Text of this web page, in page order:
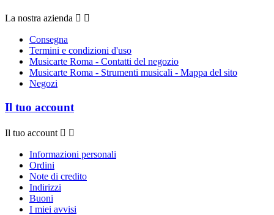
La nostra azienda  
Consegna
Termini e condizioni d'uso
Musicarte Roma - Contatti del negozio
Musicarte Roma - Strumenti musicali - Mappa del sito
Negozi
Il tuo account
Il tuo account  
Informazioni personali
Ordini
Note di credito
Indirizzi
Buoni
I miei avvisi